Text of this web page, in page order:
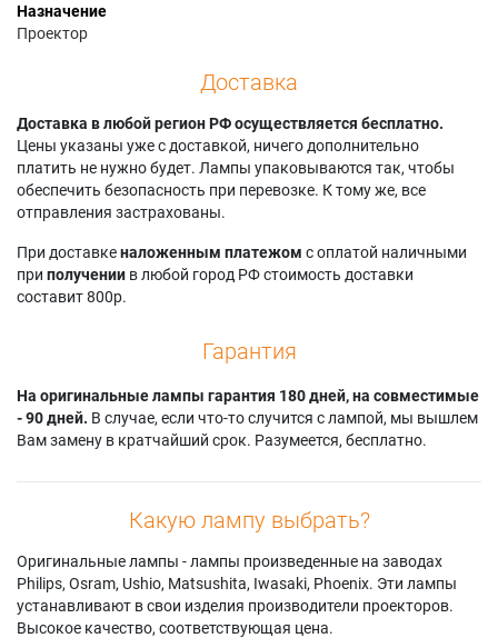
Назначение
Проектор
Доставка
Доставка в любой регион РФ осуществляется бесплатно.
Цены указаны уже с доставкой, ничего дополнительно
платить не нужно будет. Лампы упаковываются так, чтобы
обеспечить безопасность при перевозке. К тому же, все
отправления застрахованы.
При доставкеналоженным платежом с оплатой наличными
при получении в любой город РФ стоимость доставки
составит 800р.
Гарантия
На оригинальные лампы гарантия 180 дней, на совместимые
- 90 дней. В случае, если что-то случится с лампой, мы вышлем
Вам замену в кратчайший срок. Разумеется, бесплатно.
Какую лампу выбрать?
Оригинальные лампы - лампы произведенные на заводах
Philips, Osram, Ushio, Matsushita, Iwasaki, Phoenix. Эти лампы
устанавливают в свои изделия производители проекторов.
Высокое качество, соответствующая цена.